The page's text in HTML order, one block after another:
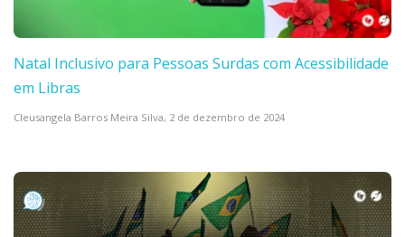
Natal Inclusivo para Pessoas Surdas com Acessibilidade
em Libras
Cleusangela Barros Meira Silva, 2 de dezembro de 2024